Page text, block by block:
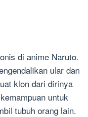
di anime Naruto.
ular dan
klon dari dirinya
untuk
tubuh orang lain.